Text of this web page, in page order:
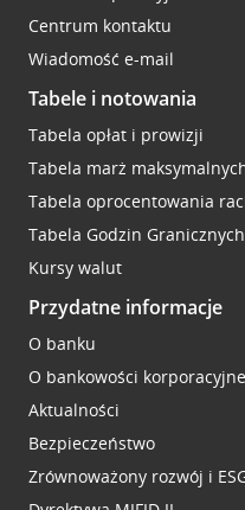
Centrum kontaktu
Wiadomość e-mail
Tabele i notowania
Tabela opłat i prowizji
Tabela marż
Tabela oprocentowania
Tabela Godzin Granicznych
Kursy walut
Przydatne informacje
O banku
O bankowości
Aktualności
Bezpieczeństwo
Zrównoważony rozwój i